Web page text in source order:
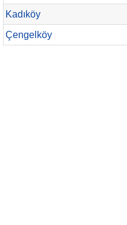
Kadıköy
Çengelköy